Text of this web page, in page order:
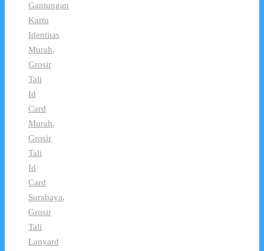
Gantungan
Kartu
Identitas
Murah,
Grosir
Tali
Id
Card
Murah,
Grosir
Tali
Id
Card
Surabaya,
Grosir
Tali
Lanyard